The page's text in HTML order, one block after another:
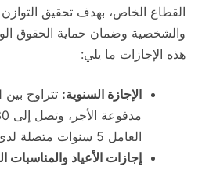
القطاع الخاص، بهدف تحقيق التوازن
والشخصية وضمان حماية الحقوق
هذه الإجازات ما يلي:
الإجازة السنوية:
العامل 5 سنوات متصلة لدى صاحب العمل.
إجازات الأعياد والمناسبات